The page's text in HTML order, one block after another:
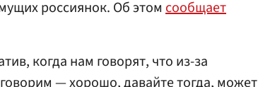
россиянок. Об этом сообщает
когда нам говорят, что из-за
— хорошо, давайте тогда, может